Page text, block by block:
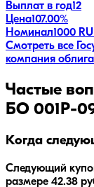
Выплат в год12
Цена107.00%
Номинал1000
Смотреть все
компания
Частые
БО 001P-
Когда
Следующий
размере 42.38